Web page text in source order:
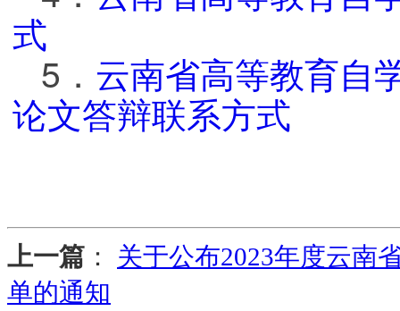
式
5． 云南省高等教育自
论文答辩联系方式
上一篇 ： 关于公布2023年度云南
单的通知